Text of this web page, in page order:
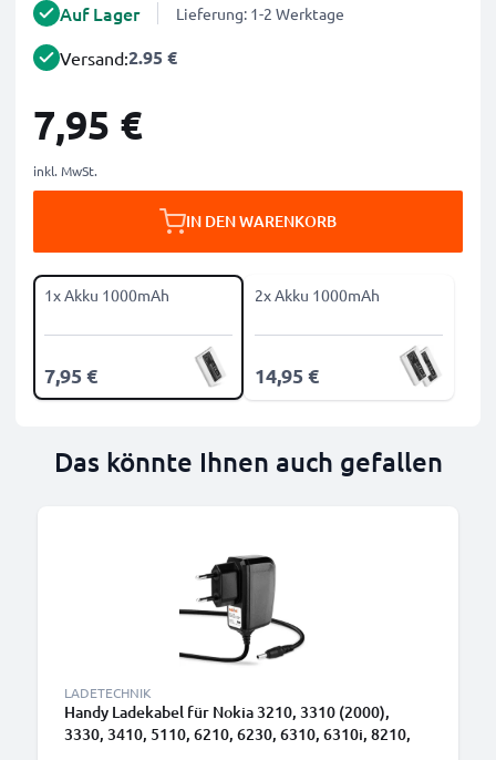
Auf Lager Lieferung: 1-2 Werktage
Versand:2.95 €
7,95 €
inkl. MwSt.
IN DEN WARENKORB
1x Akku 1000mAh
7,95 €
2x Akku 1000mAh
14,95 €
Das könnte Ihnen auch gefallen
LADETECHNIK
Handy Ladekabel für Nokia 3210, 3310 (2000),
3330, 3410, 5110, 6210, 6230, 6310, 6310i, 8210,